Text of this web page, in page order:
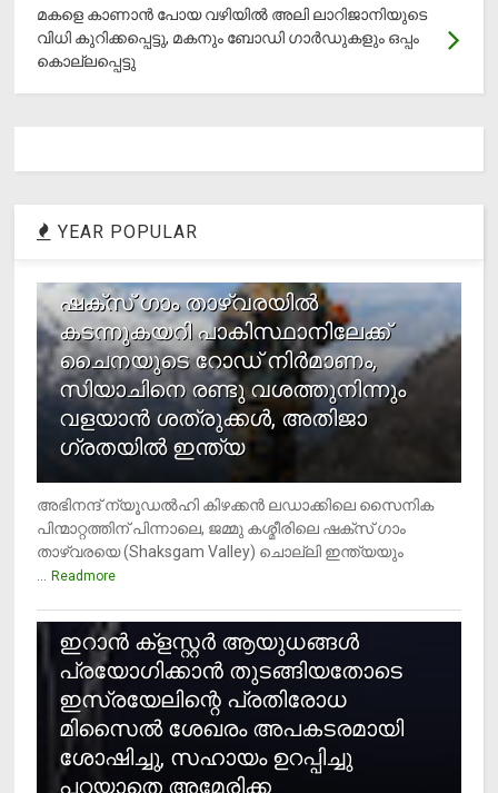
മകളെ കാണാന്‍ പോയ വഴിയില്‍ അലി ലാറിജാനിയുടെ
വിധി കുറിക്കപ്പെട്ടു, മകനും ബോഡി ഗാര്‍ഡുകളും ഒപ്പം
കൊല്ലപ്പെട്ടു
YEAR POPULAR
ഷക്സ് ​ഗാം താഴ്‌വരയിൽ
കടന്നുകയറി പാകിസ്ഥാനിലേക്ക്
ചൈനയുടെ റോഡ് നിർമാണം,
സിയാചിനെ രണ്ടു വശത്തുനിന്നും
വളയാൻ ശത്രുക്കൾ, അതിജാ​
ഗ്രതയിൽ ഇന്ത്യ
അഭിനന്ദ് ന്യൂഡൽഹി കിഴക്കൻ ലഡാക്കിലെ സൈനിക
പിന്മാറ്റത്തിന് പിന്നാലെ, ജമ്മു കശ്മീരിലെ ഷക്സ് ​ഗാം
താഴ്‌വരയെ (Shaksgam Valley) ചൊല്ലി ഇന്ത്യയും
Readmore
ഇറാന്‍ ക്‌ളസ്റ്റര്‍ ആയുധങ്ങള്‍
പ്രയോഗിക്കാന്‍ തുടങ്ങിയതോടെ
ഇസ്രയേലിന്റെ പ്രതിരോധ
മിസൈല്‍ ശേഖരം അപകടരമായി
ശോഷിച്ചു, സഹായം ഉറപ്പിച്ചു
പറയാതെ അമേരിക്ക